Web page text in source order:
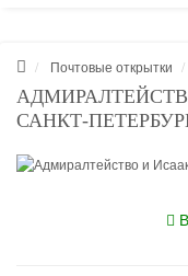
Почтовые открытки
САНКТ-